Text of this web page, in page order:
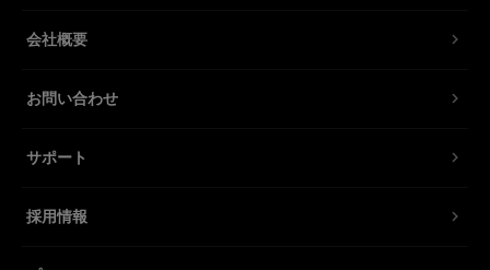
新作の T シャツ B クラシックは、コットン
材を使用しており、やわらかさと丈夫さを求める
ムフィットで、あらゆるシチュエーションにマッ
の定番となるでしょう。
会社概要
お問い合わせ
サポート
採用情報